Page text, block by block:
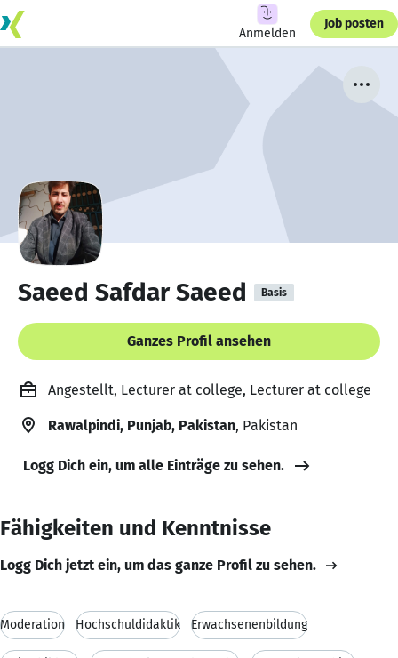
Anmelden
Job posten
Saeed Safdar Saeed Basis
Ganzes Profil ansehen
Angestellt, Lecturer at college, Lecturer at college
Rawalpindi, Punjab, Pakistan, Pakistan
Logg Dich ein, um alle Einträge zu sehen.
Fähigkeiten und Kenntnisse
Logg Dich jetzt ein, um das ganze Profil zu sehen.
Moderation Hochschuldidaktik Erwachsenenbildung